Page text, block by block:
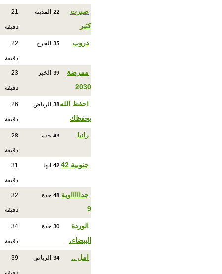
صبرت
كثير
22 المدينة 21
دقيقة
دروب 35 الخرج 22
دقيقة
ممرضة
2030
39 الخبر 23
دقيقة
احفظ الله
يحفظك
38 الرياض 26
دقيقة
رانيا 43 جدة 28
دقيقة
جنوبية 42 42 ابها 31
دقيقة
جداااااوية
9
48 جدة 32
دقيقة
الوردة
البيضاء،
30 جدة 34
دقيقة
امل .. 34 الرياض 39
دقيقة